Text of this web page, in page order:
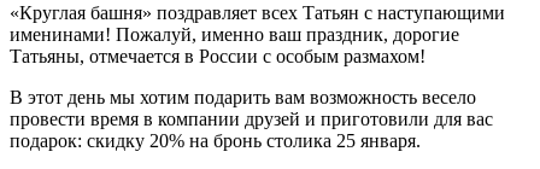
«Круглая башня» поздравляет всех Татьян с наступающими
именинами! Пожалуй, именно ваш праздник, дорогие
Татьяны, отмечается в России с особым размахом!
В этот день мы хотим подарить вам возможность весело
провести время в компании друзей и приготовили для вас
подарок: скидку 20% на бронь столика 25 января.